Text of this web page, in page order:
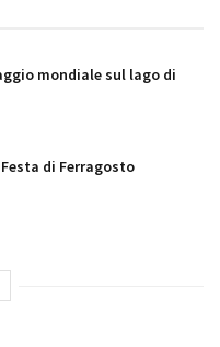
mondiale sul lago di
di Ferragosto